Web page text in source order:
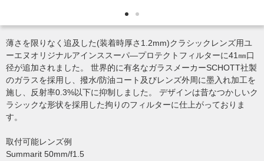
薄さを限りなく追及した(装着時厚さ1.2mm)クラシックレンズ用ユ
ーエヌオリジナルアインススーパ―プロテクトフィルターに41㎜口
径が追加されました。 世界的に有名なガラスメーカーSCHOTT社製
のガラスを採用し、撥水/防油コート及びレンズ外周に墨入れ加工を
施し、反射率0.3%以下に抑制しました。 デザインは昔なつかしいク
ラシックな形状を採用した拘りのフィルターに仕上がっておりま
す。
取付可能レンズ例
Summarit 50mm/f1.5